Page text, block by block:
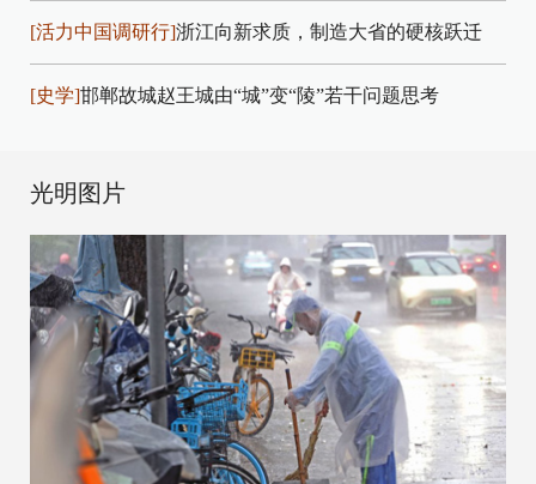
[活力中国调研行]浙江向新求质，制造大省的硬核跃迁
[史学]邯郸故城赵王城由“城”变“陵”若干问题思考
光明图片